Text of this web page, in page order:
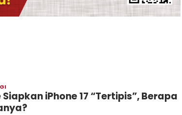
Metaranews iPhone 17 “Tertipis”, Berapa